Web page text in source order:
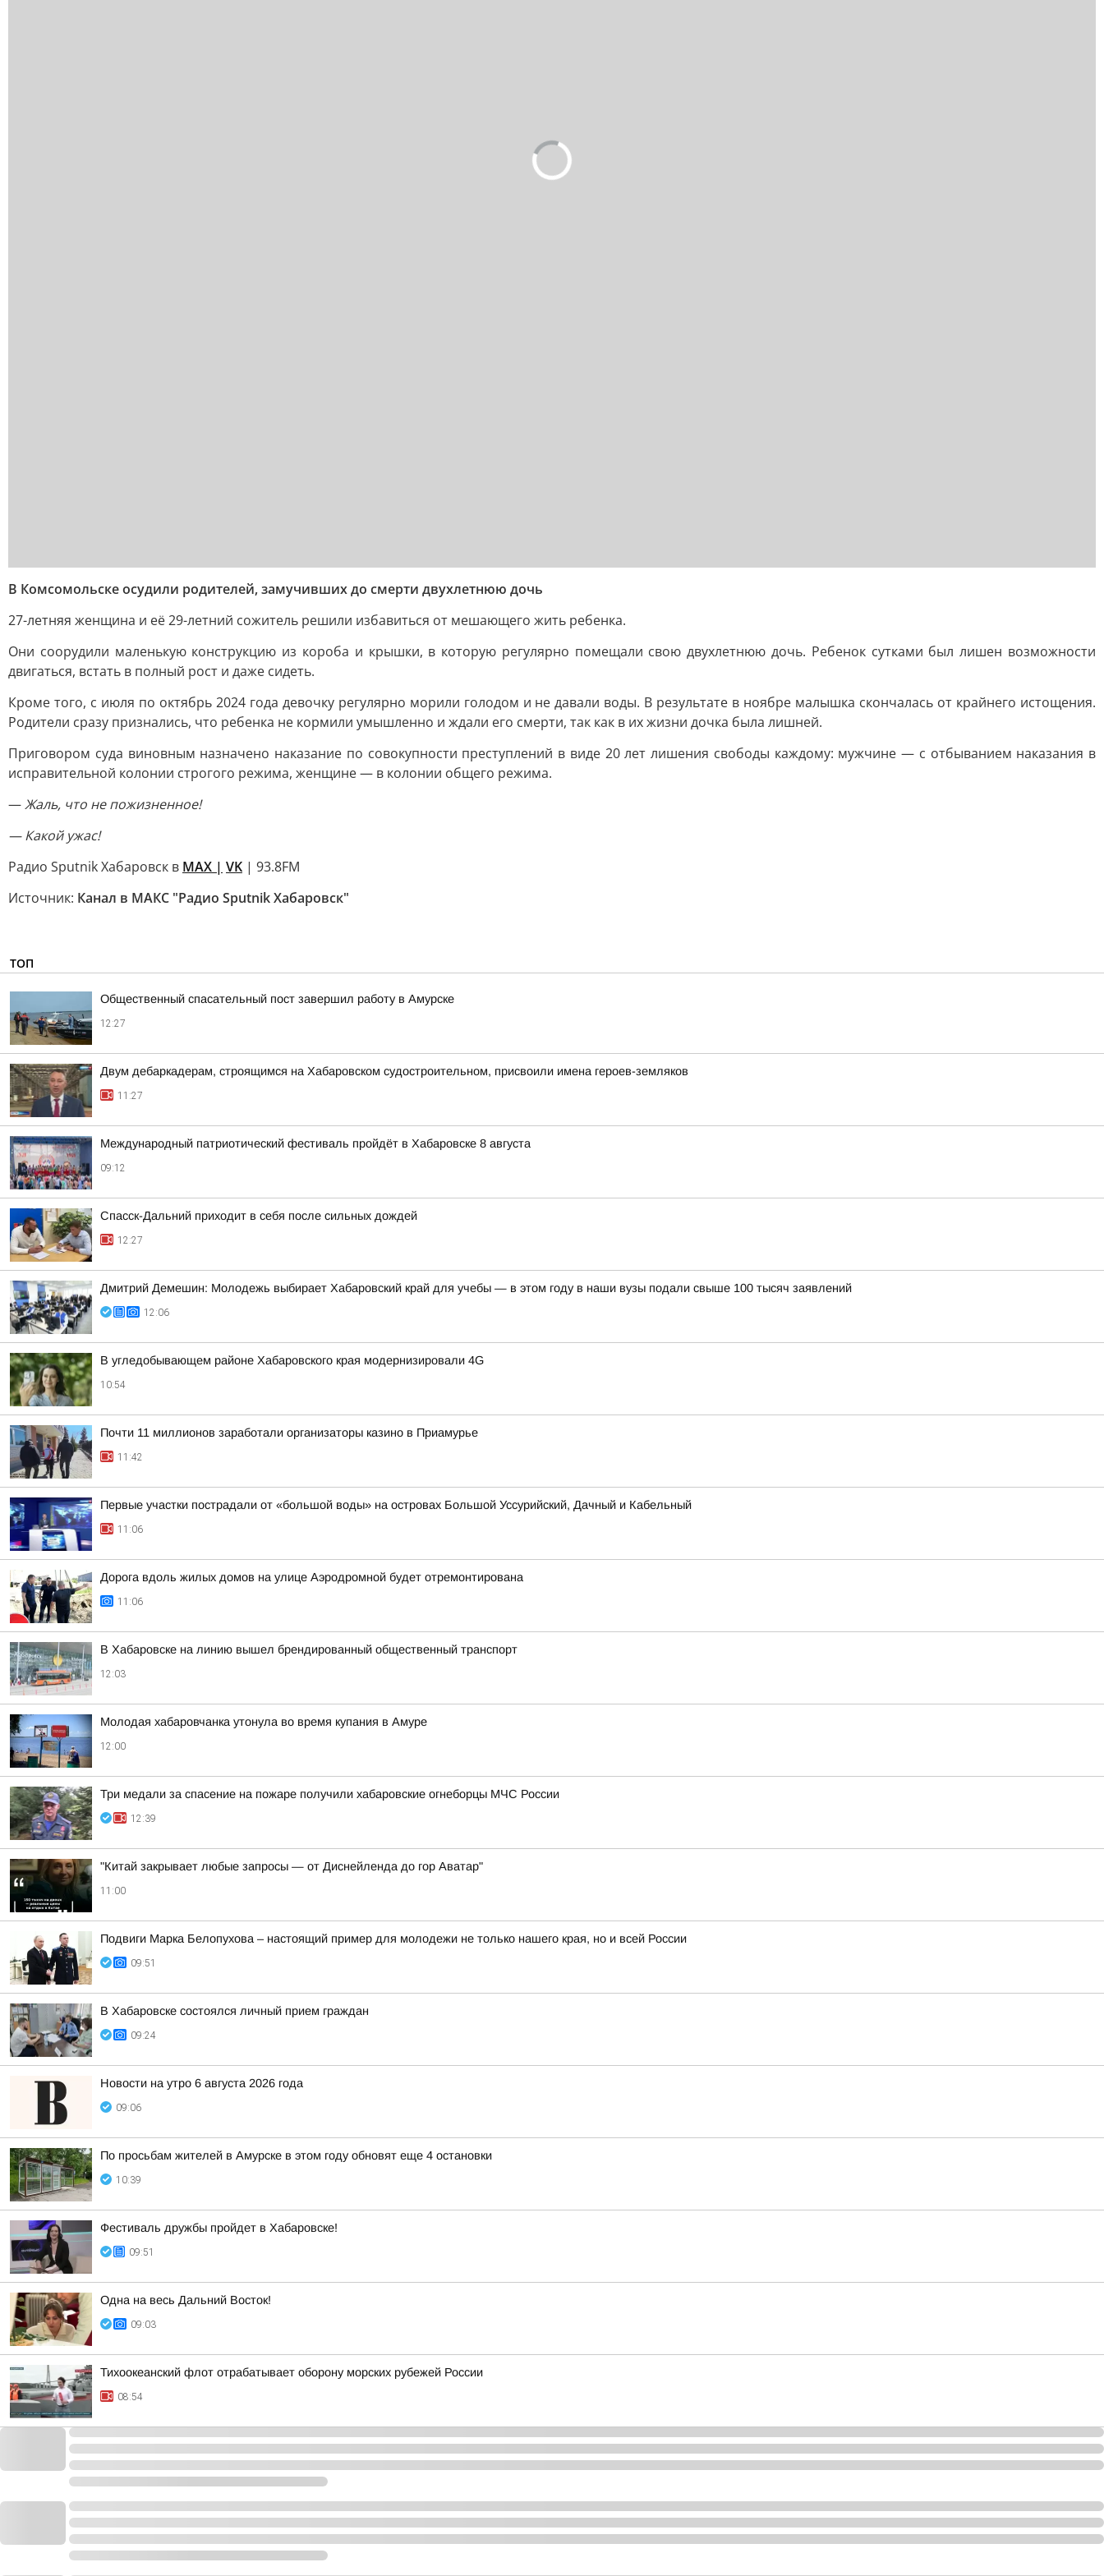
В Комсомольске осудили родителей, замучивших до смерти двухлетнюю дочь
27-летняя женщина и её 29-летний сожитель решили избавиться от мешающего жить ребенка.
Они соорудили маленькую конструкцию из короба и крышки, в которую регулярно помещали свою двухлетнюю дочь. Ребенок сутками был лишен возможности
двигаться, встать в полный рост и даже сидеть.
Кроме того, с июля по октябрь 2024 года девочку регулярно морили голодом и не давали воды. В результате в ноябре малышка скончалась от крайнего истощения.
Родители сразу признались, что ребенка не кормили умышленно и ждали его смерти, так как в их жизни дочка была лишней.
Приговором суда виновным назначено наказание по совокупности преступлений в виде 20 лет лишения свободы каждому: мужчине — с отбыванием наказания в
исправительной колонии строгого режима, женщине — в колонии общего режима.
—Жаль, что не пожизненное!
— Какой ужас!
Радио Sputnik Хабаровск в MAX | VK | 93.8FM
Источник: Канал в МАКС "Радио Sputnik Хабаровск"
ТОП
Общественный спасательный пост завершил работу в Амурске
12:27
Двум дебаркадерам, строящимся на Хабаровском судостроительном, присвоили имена героев-земляков
11:27
Международный патриотический фестиваль пройдёт в Хабаровске 8 августа
09:12
Спасск-Дальний приходит в себя после сильных дождей
12:27
Дмитрий Демешин: Молодежь выбирает Хабаровский край для учебы — в этом году в наши вузы подали свыше 100 тысяч заявлений
12:06
В угледобывающем районе Хабаровского края модернизировали 4G
10:54
Почти 11 миллионов заработали организаторы казино в Приамурье
11:42
Первые участки пострадали от «большой воды» на островах Большой Уссурийский, Дачный и Кабельный
11:06
Дорога вдоль жилых домов на улице Аэродромной будет отремонтирована
11:06
В Хабаровске на линию вышел брендированный общественный транспорт
12:03
Молодая хабаровчанка утонула во время купания в Амуре
12:00
Три медали за спасение на пожаре получили хабаровские огнеборцы МЧС России
12:39
"Китай закрывает любые запросы — от Диснейленда до гор Аватар"
11:00
Подвиги Марка Белопухова – настоящий пример для молодежи не только нашего края, но и всей России
09:51
В Хабаровске состоялся личный прием граждан
09:24
Новости на утро 6 августа 2026 года
09:06
По просьбам жителей в Амурске в этом году обновят еще 4 остановки
10:39
Фестиваль дружбы пройдет в Хабаровске!
09:51
Одна на весь Дальний Восток!
09:03
Тихоокеанский флот отрабатывает оборону морских рубежей России
08:54